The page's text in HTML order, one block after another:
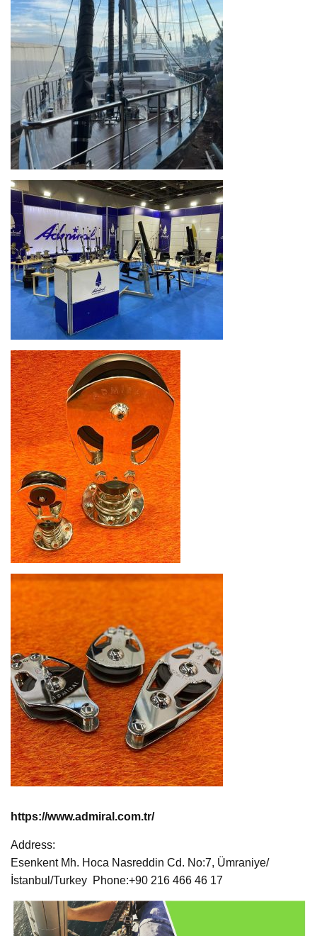
https://www.admiral.com.tr/
Address:
Esenkent Mh. Hoca Nasreddin Cd. No:7, Ümraniye/
İstanbul/Turkey Phone:+90 216 466 46 17